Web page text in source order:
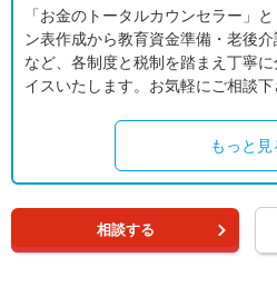
「お金のトータルカウンセラー」
ン表作成から教育資金準備・老後
など、各制度と税制を踏まえ丁寧
イスいたします。お気軽にご相談下
もっと見
相談する